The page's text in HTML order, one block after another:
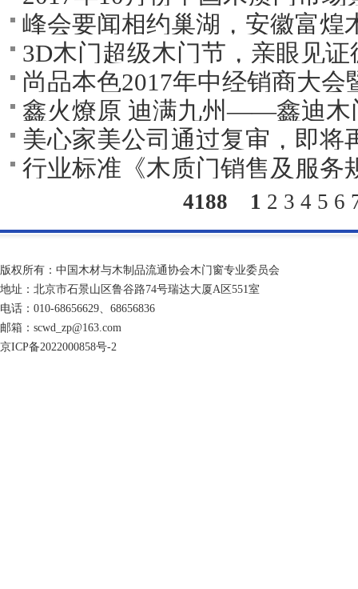
峰会要闻相约巢湖，安徽富煌
业家峰会
3D木门超级木门节，亲眼见
尚品本色2017年中经销商大
鑫火燎原 迪满九州――鑫迪木
召开
美心家美公司通过复审，即将
称号
行业标准《木质门销售及服务
4188 1 2 3 4 5 6
版权所有：中国木材与木制品流通协会木门窗专业委员会
地址：北京市石景山区鲁谷路74号瑞达大厦A区551室
电话：010-68656629、68656836
邮箱：scwd_zp@163.com
京ICP备2022000858号-2